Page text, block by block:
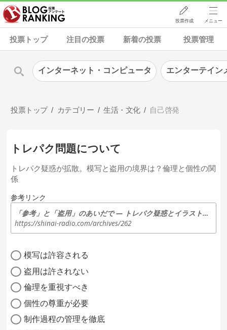
投票作成 メニュー
投票トップ 注目の投票 新着の投票 投票管理
投票トップ カテゴリー 生活・文化 自己啓発
トレパク問題について
トレパク疑惑が拡散。模写と盗用の境界は？倫理と個性の関
係
参考リンク
「参考」と「盗用」のあいだで — トレパク疑惑とイラスト業界のゆらぎ
https://shinai-radio.com/archives/262
模写は許容される
盗用は許されない
倫理を重視すべき
個性の尊重が必要
制作過程の管理を徹底
インターネット・コンピュータ エンターテイン